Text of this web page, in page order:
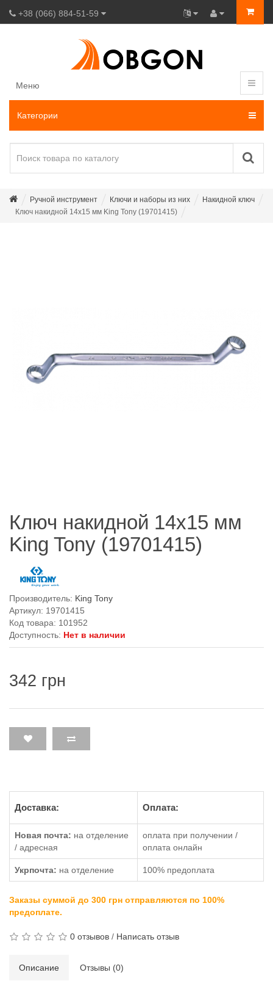
+38 (066) 884-51-59
Меню
Категории
Ручной инструмент Ключи и наборы из них
Накидной ключ
Ключ накидной 14х15 мм King Tony (19701415)
Ключ накидной 14х15 мм
King Tony (19701415)
Производитель: King Tony
Артикул: 19701415
Код товара: 101952
Доступность: Нет в наличии
342 грн
Доставка: Оплата:
Новая почта: на отделение
/ адресная
оплата при получении /
оплата онлайн
Укрпочта: на отделение 100% предоплата
Заказы суммой до 300 грн отправляются по 100%
предоплате.
0 отзывов / Написать отзыв
Описание Отзывы (0)